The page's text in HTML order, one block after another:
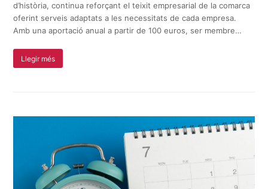
d’història, continua reforçant el teixit empresarial de la comarca
oferint serveis adaptats a les necessitats de cada empresa.
Amb una aportació anual a partir de 100 euros, ser membre…
Llegir més